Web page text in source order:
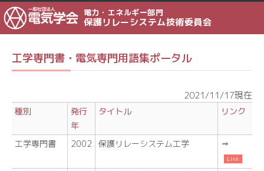
電力・エネルギー部門
保護リレーシステム技術委員会
工学専門書・電気専門用語集ポータル
2021/11/17現在
種別
発行
年
タイトル リンク
工学専門書 2002 保護リレーシステム工学 ⇒